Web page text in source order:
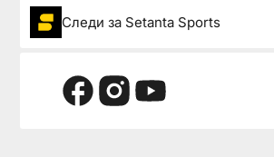
Следи за Setanta Sports